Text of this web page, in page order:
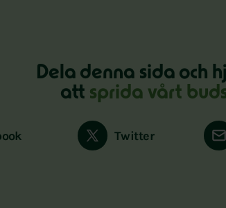
Dela denna sida och
att sprida vårt
Twitter